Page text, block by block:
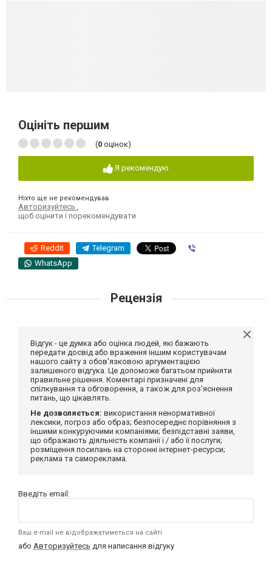
Оцініть першим
(0 оцінок)
Я рекомендую
Ніхто ще не рекомендував
Авторизуйтесь
щоб оцінити і порекомендувати
Reddit Telegram
WhatsApp
Рецензія
Відгук - це думка або оцінка людей, які бажають
передати досвід або враження іншим користувачам
нашого сайту з обов'язковою аргументацією
залишеного відгука. Це допоможе багатьом прийняти
правильне рішення. Коментарі призначені для
спілкування та обговорення, а також для роз'яснення
питань, що цікавлять.
Не дозволяється: використання ненормативної
лексики, погроз або образ; безпосереднє порівняння з
іншими конкуруючими компаніями; безпідставні заяви,
що ображають діяльність компанії і / або її послуги;
розміщення посилань на сторонні інтернет-ресурси;
реклама та самореклама.
Введіть email:
Ваш e-mail не відображатиметься на сайті
або Авторизуйтесь для написання відгуку